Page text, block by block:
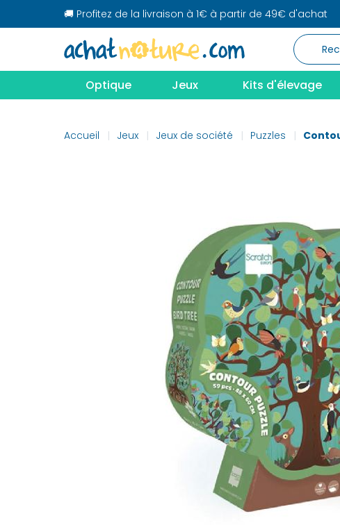
🚚 Profitez de la livraison à 1€ à partir de 49€ d'achat
Optique Jeux Kits d'élevage
Accueil Jeux Jeux de société Puzzles